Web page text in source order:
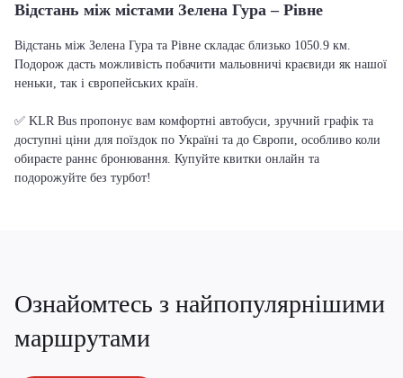
Відстань між містами Зелена Гура – Рівне
Відстань між Зелена Гура та Рівне складає близько 1050.9 км.
Подорож дасть можливість побачити мальовничі краєвиди як нашої
неньки, так і європейських країн.
✅ KLR Bus пропонує вам комфортні автобуси, зручний графік та
доступні ціни для поїздок по Україні та до Європи, особливо коли
обираєте раннє бронювання. Купуйте квитки онлайн та
подорожуйте без турбот!
Ознайомтесь з найпопулярнішими
маршрутами